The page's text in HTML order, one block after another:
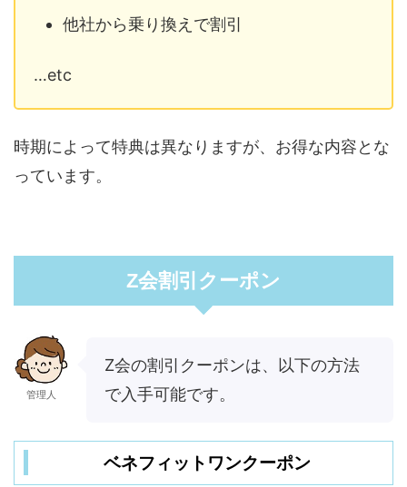
他社から乗り換えで割引
…etc
時期によって特典は異なりますが、お得な内容とな
っています。
Z会割引クーポン
管理人
Z会の割引クーポンは、以下の方法
で入手可能です。
ベネフィットワンクーポン